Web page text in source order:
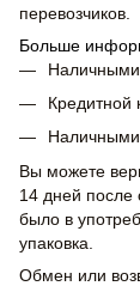
перевозчиков.
Больше
Кредитной
Вы можете
14 дней после
было в
упаковка.
Обмен или